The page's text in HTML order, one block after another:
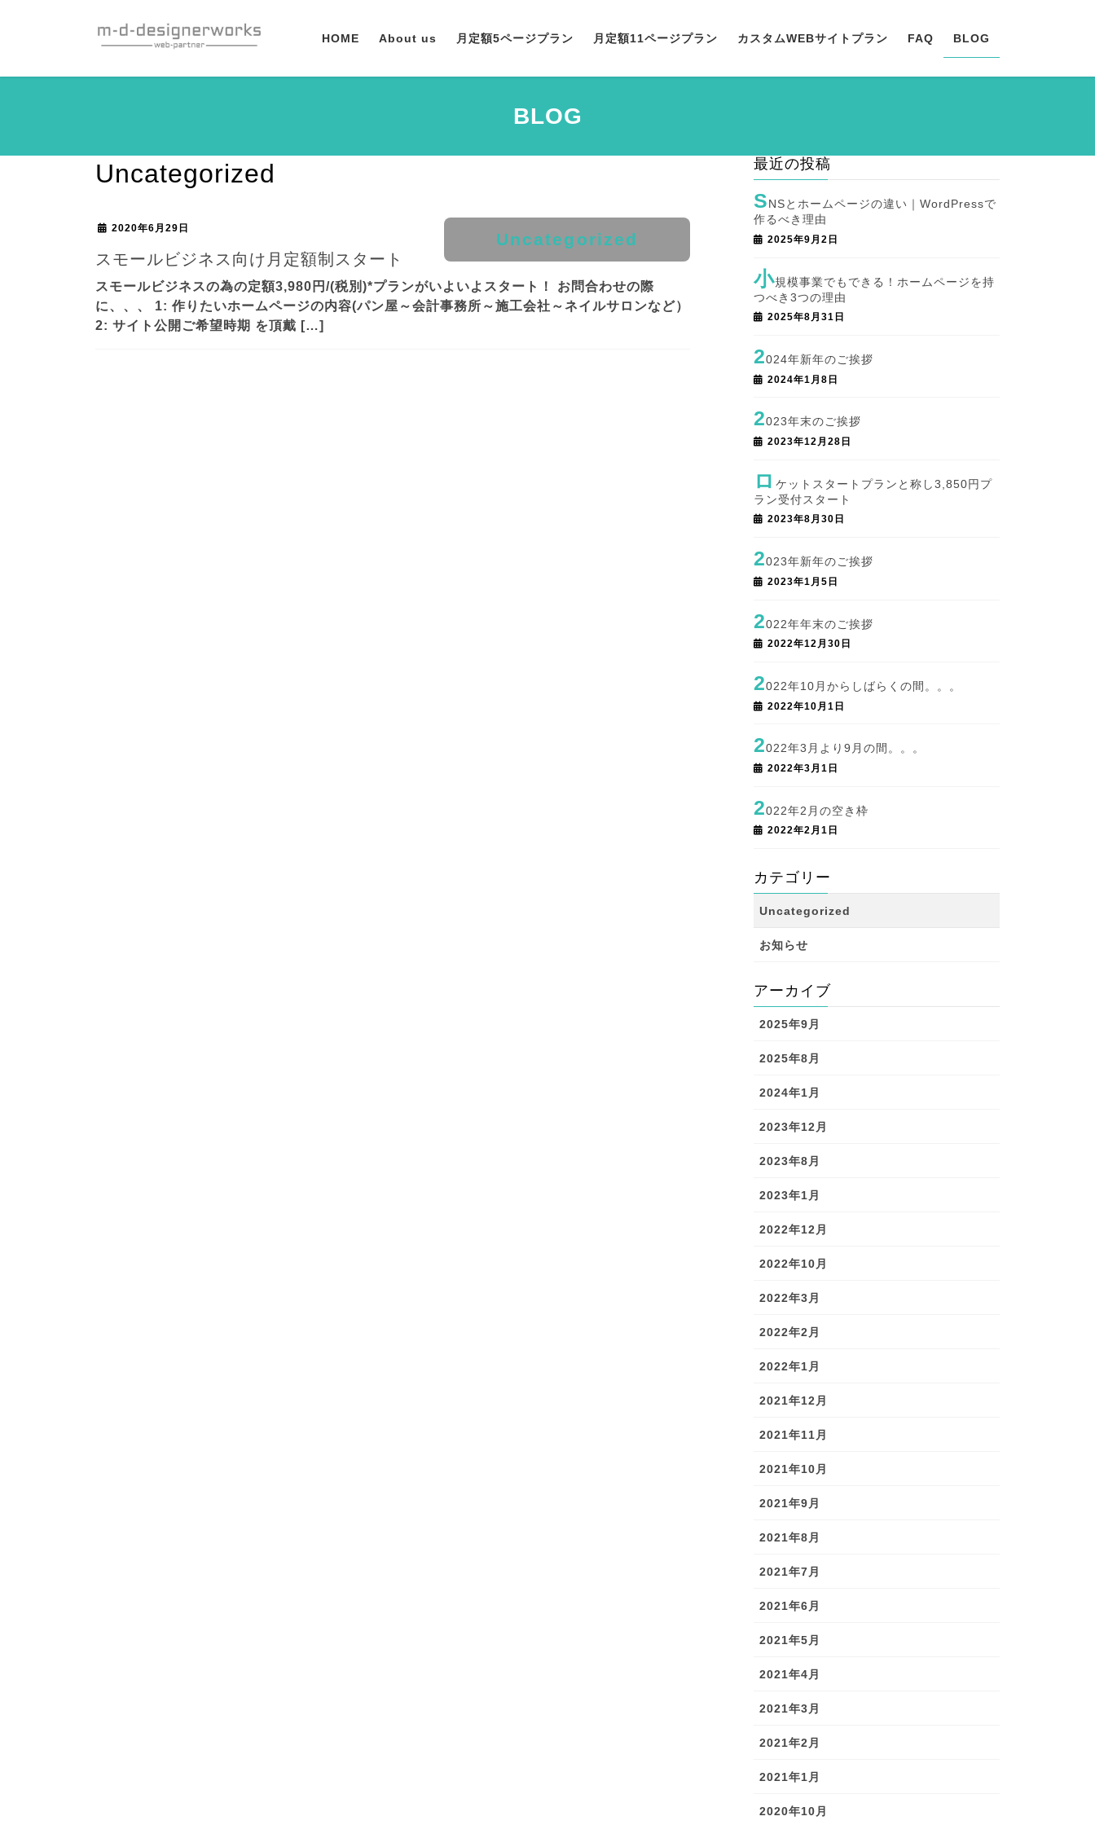
HOME About us 月定額5ページプラン 月定額11ページプラン カスタムWEBサイトプラン FAQ BLOG
BLOG
Uncategorized
2020年6月29日
Uncategorized
スモールビジネス向け月定額制スタート
スモールビジネスの為の定額3,980円/(税別)*プランがいよいよスタート！ お問合わせの際
に、、、 1: 作りたいホームページの内容(パン屋～会計事務所～施工会社～ネイルサロンなど）
2: サイト公開ご希望時期 を頂戴 […]
最近の投稿
SNSとホームページの違い｜WordPressで
作るべき理由
2025年9月2日
小規模事業でもできる！ホームページを持
つべき3つの理由
2025年8月31日
2024年新年のご挨拶
2024年1月8日
2023年末のご挨拶
2023年12月28日
ロケットスタートプランと称し3,850円プ
ラン受付スタート
2023年8月30日
2023年新年のご挨拶
2023年1月5日
2022年年末のご挨拶
2022年12月30日
2022年10月からしばらくの間。。。
2022年10月1日
2022年3月より9月の間。。。
2022年3月1日
2022年2月の空き枠
2022年2月1日
カテゴリー
Uncategorized
お知らせ
アーカイブ
2025年9月
2025年8月
2024年1月
2023年12月
2023年8月
2023年1月
2022年12月
2022年10月
2022年3月
2022年2月
2022年1月
2021年12月
2021年11月
2021年10月
2021年9月
2021年8月
2021年7月
2021年6月
2021年5月
2021年4月
2021年3月
2021年2月
2021年1月
2020年10月